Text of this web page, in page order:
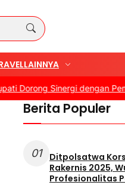
LAINNYA
Sinergi dengan
Berita Populer
01
Ditpolsatwa
Rakernis 2025,
Profesionalitas